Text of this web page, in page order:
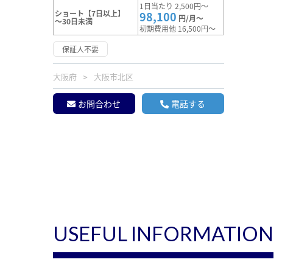
ショート【7日以上】
～30日未満
1日当たり 2,500円～
98,100 円/月～
初期費用他 16,500円～
保証人不要
大阪府 大阪市北区
お問合わせ 電話する
USEFUL INFORMATION